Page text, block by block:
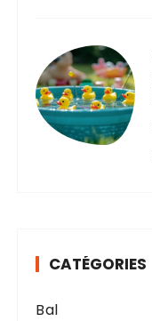
CATÉGORIES
Bal